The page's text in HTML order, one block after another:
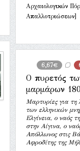
Αρχαιολογικών
Απαλλοτριώσεων]
6,67€
Ο πυρετός
μαρμάρων
Μαρτυρίες για τη
των ελληνικών
Ελγίνεια, ο ναός
στην Αίγινα, ο
Απόλλωνος στις
Αφροδίτης της